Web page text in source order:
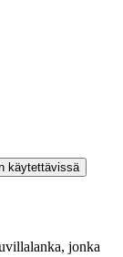
käytettävissä
jonka